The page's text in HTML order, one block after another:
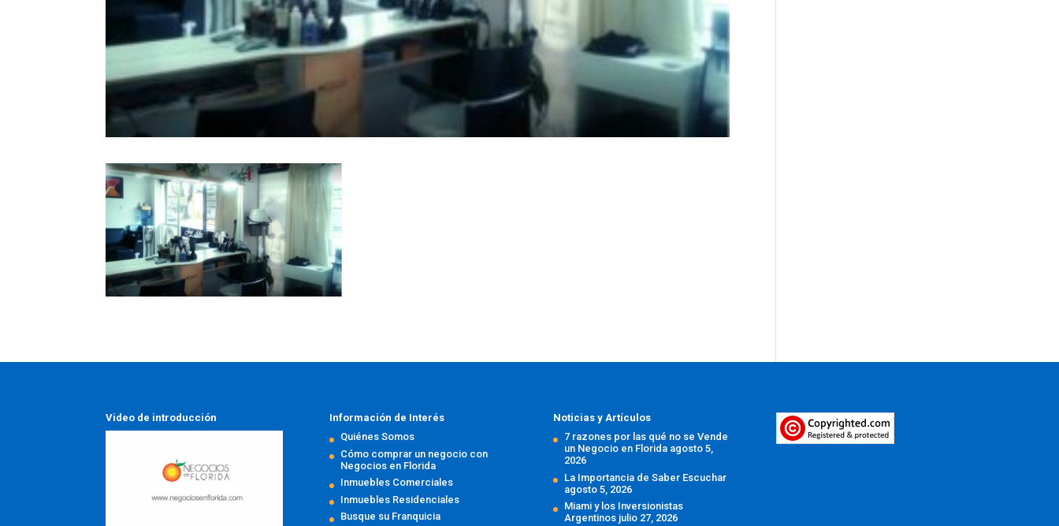
Video de introducción
Información de Interés
Quiénes Somos
Cómo comprar un negocio con
Negocios en Florida
Inmuebles Comerciales
Inmuebles Residenciales
Busque su Franquicia
Noticias y Artículos
7 razones por las qué no se Vende
un Negocio en Florida agosto 5,
2026
La Importancia de Saber Escuchar
agosto 5, 2026
Miami y los Inversionistas
Argentinos julio 27, 2026